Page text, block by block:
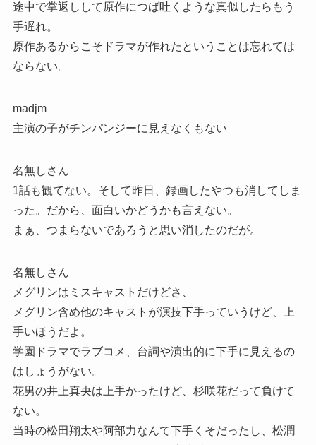
途中で掌返しして原作につば吐くような真似したらもう
手遅れ。
原作あるからこそドラマが作れたということは忘れては
ならない。
madjm
主演の子がチンパンジーに見えなくもない
名無しさん
1話も観てない。そして昨日、録画したやつも消してしま
った。だから、面白いかどうかも言えない。
まぁ、つまらないであろうと思い消したのだが。
名無しさん
メグリンはミスキャストだけどさ、
メグリン含め他のキャストが演技下手っていうけど、上
手いほうだよ。
学園ドラマでラブコメ、台詞や演出的に下手に見えるの
はしょうがない。
花男の井上真央は上手かったけど、杉咲花だって負けて
ない。
当時の松田翔太や阿部力なんて下手くそだったし、松潤